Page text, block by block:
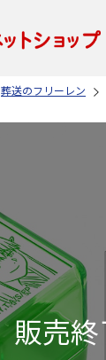
葬送のフリーレン